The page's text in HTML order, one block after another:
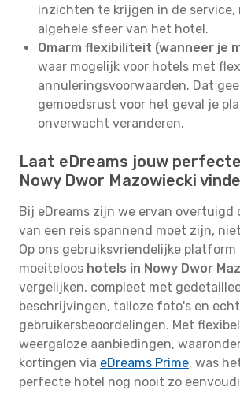
inzichten te krijgen in de service,
algehele sfeer van het hotel.
Omarm flexibiliteit (wanneer je
waar mogelijk voor hotels met
annuleringsvoorwaarden. Dat
gemoedsrust voor het geval je
onverwacht veranderen.
Laat eDreams jouw
Nowy Dwor Mazowiecki
Bij eDreams zijn we ervan overtuigd
van een reis spannend moet zijn,
Op ons gebruiksvriendelijke platform
moeiteloos hotels in Nowy Dwor
vergelijken, compleet met
beschrijvingen, talloze foto's en
gebruikersbeoordelingen. Met
weergaloze aanbiedingen,
kortingen via eDreams Prime, was
perfecte hotel nog nooit zo